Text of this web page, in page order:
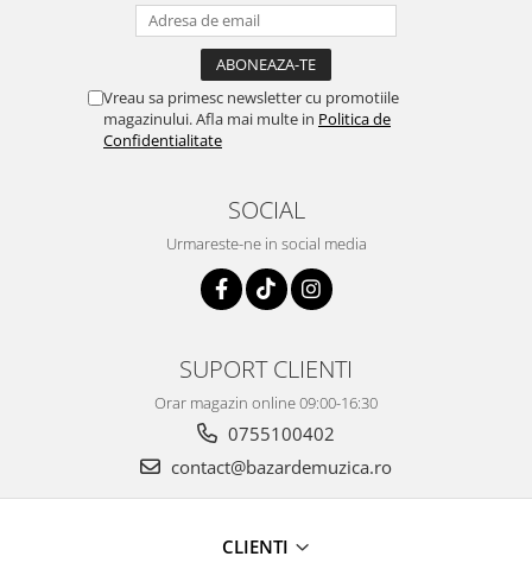
Vreau sa primesc newsletter cu promotiile
magazinului. Afla mai multe in Politica de
Confidentialitate
SOCIAL
Urmareste-ne in social media
SUPORT CLIENTI
Orar magazin online 09:00-16:30
0755100402
contact@bazardemuzica.ro
CLIENTI